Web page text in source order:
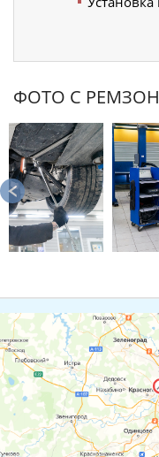
ФОТО С